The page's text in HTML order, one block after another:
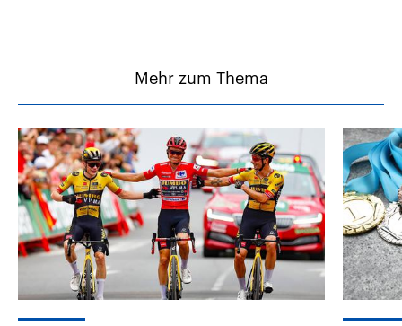
Mehr zum Thema